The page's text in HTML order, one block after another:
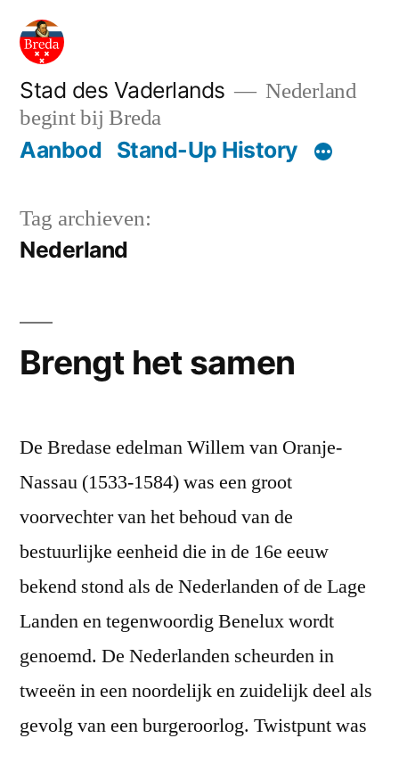
naar
inhoud
Stad des Vaderlands
Nederland
begint bij Breda
Aanbod Stand-Up History
Tag archieven:
Nederland
Brengt het samen
De Bredase edelman Willem van Oranje-
Nassau (1533-1584) was een groot
voorvechter van het behoud van de
bestuurlijke eenheid die in de 16e eeuw
bekend stond als de Nederlanden of de Lage
Landen en tegenwoordig Benelux wordt
genoemd. De Nederlanden scheurden in
tweeën in een noordelijk en zuidelijk deel als
gevolg van een burgeroorlog. Twistpunt was